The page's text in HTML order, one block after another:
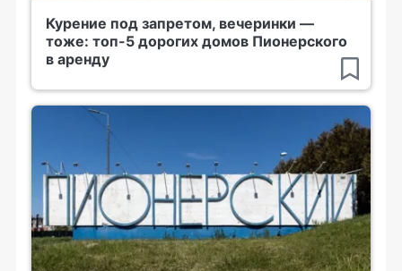
Курение под запретом, вечеринки —
тоже: топ-5 дорогих домов Пионерского
в аренду